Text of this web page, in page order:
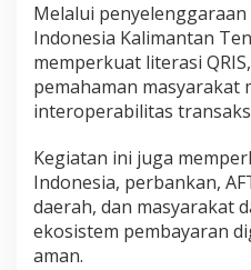
Melalui penyelenggaraan
Indonesia Kalimantan
memperkuat literasi
pemahaman masyarakat
interoperabilitas
Kegiatan ini juga
Indonesia, perbankan,
daerah, dan masyarakat
ekosistem pembayaran
aman.